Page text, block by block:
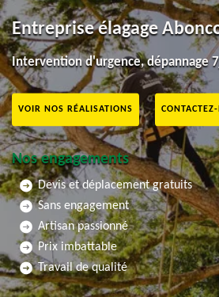
Entreprise élagage
Intervention d'urgence, dépannage
VOIR NOS RÉALISATIONS
Nos engagements
Devis et déplacement gratuits
Sans engagement
Artisan passionné
Prix imbattable
Travail de qualité